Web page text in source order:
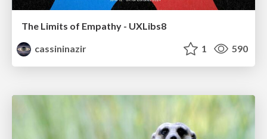
The Limits of Empathy - UXLibs8
cassininazir
1 590